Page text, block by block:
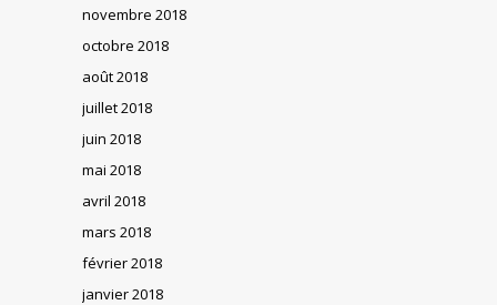
novembre 2018
octobre 2018
août 2018
juillet 2018
juin 2018
mai 2018
avril 2018
mars 2018
février 2018
janvier 2018